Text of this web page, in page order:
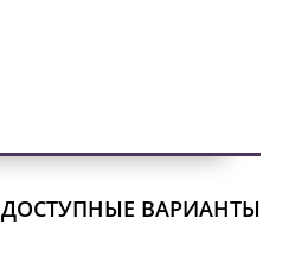
ДОСТУПНЫЕ ВАРИАНТЫ